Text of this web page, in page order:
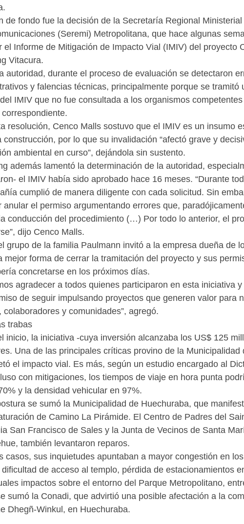
de fondo fue la decisión de la Secretaría Regional
(Seremi) Metropolitana, que hace algunas
el Informe de Mitigación de Impacto Vial (IMIV) del proyecto
Vitacura.
autoridad, durante el proceso de evaluación se detectaron
y falencias técnicas, principalmente porque se tramitó
IMIV que no fue consultada a los organismos
resolución, Cenco Malls sostuvo que el IMIV es un insumo
construcción, por lo que su invalidación “afectó grave y
ambiental en curso”, dejándola sin sustento.
además lamentó la determinación de la autoridad,
el IMIV había sido aprobado hace 16 meses. “Durante
cumplió de manera diligente con cada solicitud. Sin
anular el permiso argumentando errores que,
conducción del procedimiento (…) Por todo lo anterior, el
dijo Cenco Malls.
grupo de la familia Paulmann invitó a la empresa dueña de
mejor forma de cerrar la tramitación del proyecto y sus
concretarse en los próximos días.
agradecer a todos quienes participaron en esta iniciativa
de seguir impulsando proyectos que generen valor para
colaboradores y comunidades”, agregó.
trabas
inicio, la iniciativa -cuya inversión alcanzaba los US$ 125
Una de las principales críticas provino de la Municipalidad
el impacto vial. Es más, según un estudio encargado al
con mitigaciones, los tiempos de viaje en hora punta
y la densidad vehicular en 97%.
se sumó la Municipalidad de Huechuraba, que
de Camino La Pirámide. El Centro de Padres del
San Francisco de Sales y la Junta de Vecinos de Santa
también levantaron reparos.
casos, sus inquietudes apuntaban a mayor congestión en
de acceso al templo, pérdida de estacionamientos
impactos sobre el entorno del Parque Metropolitano,
sumó la Conadi, que advirtió una posible afectación a la
Dhegñ-Winkul, en Huechuraba.